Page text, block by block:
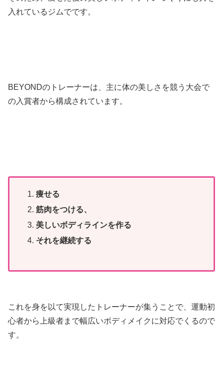
入れているジムでです。
BEYONDのトレーナーは、主に体の美しさを競う大会で
の入賞者から構成されています。
痩せる
筋肉をつける、
美しいボディラインを作る
それを継続する
これを身を以て実現したトレーナーが集うことで、運動初
心者から上級者まで幅広いボディメイクに対応でくるので
す。